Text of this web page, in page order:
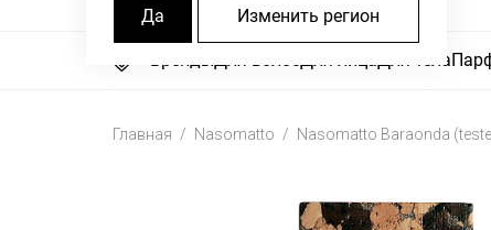
Да Изменить регион
БрендыДля волосДля лицаДля тела
Главная Nasomatto Nasomatto Baraonda